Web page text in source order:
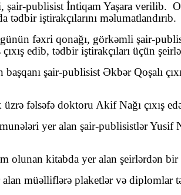
şair-publisist İntiqam Yaşara verilib.
iştirakçılarını məlumatlandırıb.
fəxri qonağı, görkəmli şair-
edib, tədbir iştirakçıları üçün
şair-publisist Əkbər Qoşalı
fəlsəfə doktoru Akif Nağı çıxış
yer alan şair-publisistlər
kitabda yer alan şeirlərdən bir
müəlliflərə plaketlər və